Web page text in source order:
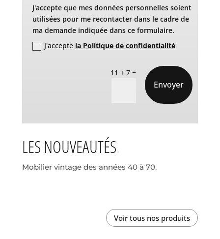
J'accepte que mes données personnelles soient
utilisées pour me recontacter dans le cadre de
ma demande indiquée dans ce formulaire.
J'accepte la Politique de confidentialité
11 + 7 =
Envoyer
LES NOUVEAUTÉS
Mobilier vintage des années 40 à 70.
Voir tous nos produits